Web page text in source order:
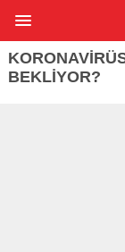
BEKLIYOR?